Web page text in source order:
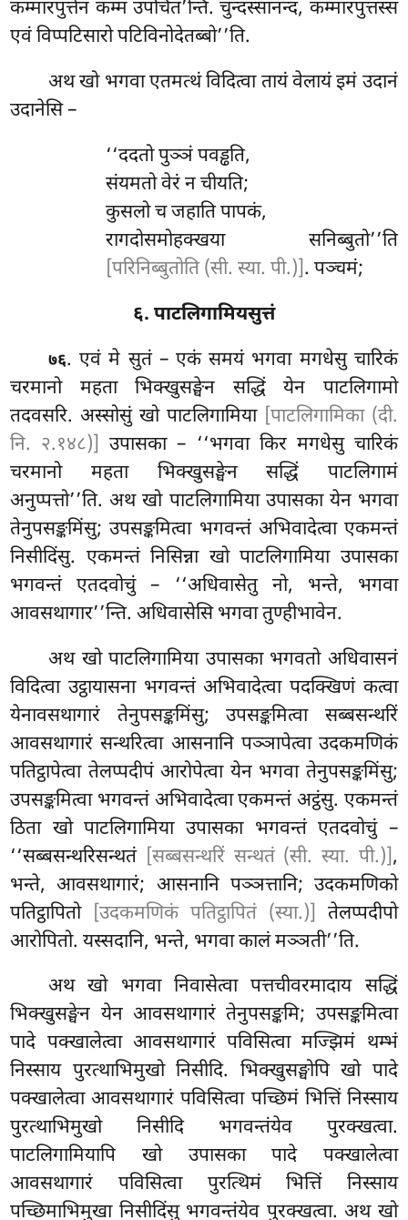
कम्मारपुत्तेन कम्मं उपचित’न्ति. चुन्दस्सानन्द, कम्मारपुत्तस्स
एवं विप्पटिसारोपटिविनोदेतब्बो’’ति.
अथखो भगवा एतमत्थं विदित्वा तायं वेलायं इमं उदानं
उदानेसि –
‘‘ददतो पुञ्ञं पवड्ढति,
संयमतो वेरं न चीयति;
कुसलो च जहाति पापकं,
रागदोसमोहक्खया सनिब्बुतो’’ति
[परिनिब्बुतोति (सी. स्या. पी.)]. पञ्चमं;
६. पाटलिगामियसुत्तं
७६. एवं मे सुतं – एकं समयं भगवा मगधेसु चारिकं
चरमानो महता भिक्खुसङ्घेन सद्धिं येन पाटलिगामो
तदवसरि. अस्सोसुं खो पाटलिगामिया [पाटलिगामिका (दी.
नि. २.१४८)] उपासका – ‘‘भगवा किर मगधेसु चारिकं
चरमानो महता भिक्खुसङ्घेन सद्धिं पाटलिगामं
अनुप्पत्तो’’ति. अथ खो पाटलिगामिया उपासका येन भगवा
तेनुपसङ्कमिंसु; उपसङ्कमित्वा भगवन्तं अभिवादेत्वा एकमन्तं
निसीदिंसु. एकमन्तं निसिन्ना खो पाटलिगामिया उपासका
भगवन्तंएतदवोचुं – ‘‘अधिवासेतु नो, भन्ते, भगवा
आवसथागार’’न्ति. अधिवासेसि भगवा तुण्हीभावेन.
अथ खो पाटलिगामिया उपासका भगवतो अधिवासनं
विदित्वा उट्ठायासना भगवन्तं अभिवादेत्वा पदक्खिणं कत्वा
येनावसथागारं तेनुपसङ्कमिंसु; उपसङ्कमित्वा सब्बसन्थरिं
आवसथागारं सन्थरित्वा आसनानि पञ्ञापेत्वा उदकमणिकं
पतिट्ठापेत्वा तेलप्पदीपं आरोपेत्वा येन भगवा तेनुपसङ्कमिंसु;
उपसङ्कमित्वा भगवन्तं अभिवादेत्वा एकमन्तं अट्ठंसु. एकमन्तं
ठिता खो पाटलिगामिया उपासका भगवन्तं एतदवोचुं –
‘‘सब्बसन्थरिसन्थतं [सब्बसन्थरिं सन्थतं (सी. स्या. पी.)] ,
भन्ते, आवसथागारं; आसनानि पञ्ञत्तानि; उदकमणिको
पतिट्ठापितो
[उदकमणिकं पतिट्ठापितं (स्या.)]
तेलप्पदीपो
आरोपितो. यस्सदानि, भन्ते, भगवा कालं मञ्ञती’’ति.
अथ खो भगवा निवासेत्वा पत्तचीवरमादाय सद्धिं
भिक्खुसङ्घेन येन आवसथागारं तेनुपसङ्कमि; उपसङ्कमित्वा
पादे पक्खालेत्वा आवसथागारं पविसित्वा मज्झिमं थम्भं
निस्साय पुरत्थाभिमुखो निसीदि. भिक्खुसङ्घोपि खो पादे
पक्खालेत्वा आवसथागारं पविसित्वा पच्छिमं भित्तिं निस्साय
पुरत्थाभिमुखो निसीदि भगवन्तंयेव पुरक्खत्वा.
पाटलिगामियापि खो उपासका पादे पक्खालेत्वा
आवसथागारं पविसित्वा पुरत्थिमं भित्तिं निस्साय
पच्छिमाभिमुखा निसीदिंसु भगवन्तंयेव पुरक्खत्वा. अथ खो